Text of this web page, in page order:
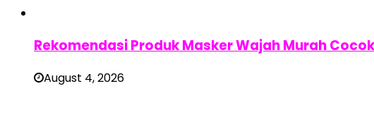
Rekomendasi Produk Masker Wajah Murah
August 4, 2026